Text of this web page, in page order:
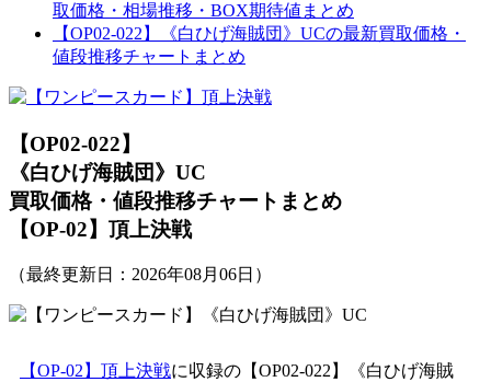
取価格・相場推移・BOX期待値まとめ
【OP02-022】《白ひげ海賊団》UCの最新買取価格・
値段推移チャートまとめ
【OP02-022】
《白ひげ海賊団》UC
買取価格・値段推移チャートまとめ
【OP-02】頂上決戦
（最終更新日： 2026年08月06日 ）
【OP-02】頂上決戦に収録の【OP02-022】《白ひげ海賊